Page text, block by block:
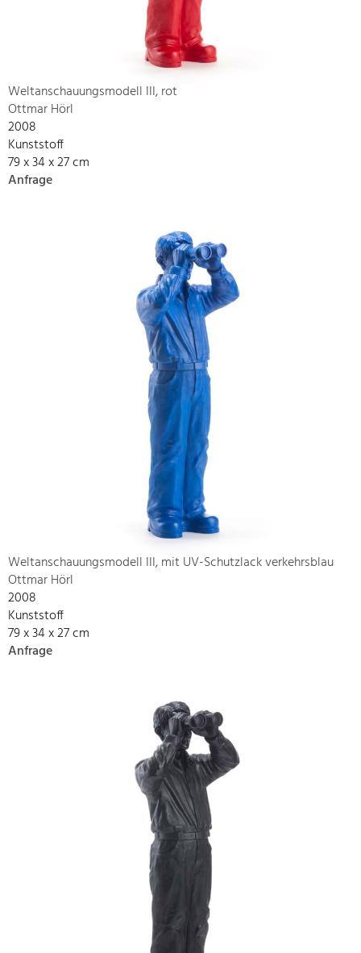
Weltanschauungsmodell III, rot
Ottmar Hörl
2008
Kunststoff
79 x 34 x 27 cm
Anfrage
Weltanschauungsmodell III, mit UV-Schutzlack verkehrsblau
Ottmar Hörl
2008
Kunststoff
79 x 34 x 27 cm
Anfrage